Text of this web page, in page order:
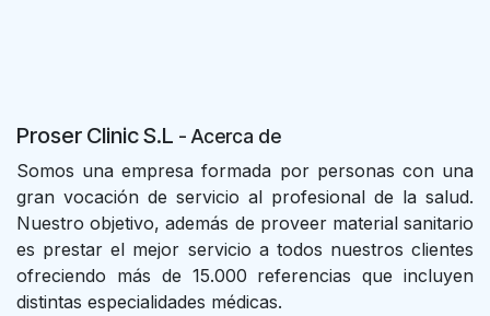
Proser Clinic S.L - Acerca de
Somos una empresa formada por personas con una
gran vocación de servicio al profesional de la salud.
Nuestro objetivo, además de proveer material sanitario
es prestar el mejor servicio a todos nuestros clientes
ofreciendo más de 15.000 referencias que incluyen
distintas especialidades médicas.